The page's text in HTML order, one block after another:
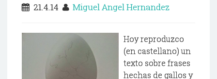
21.4.14 Miguel Angel Hernandez
Hoy reproduzco
(en castellano) un
texto sobre frases
hechas de gallos y